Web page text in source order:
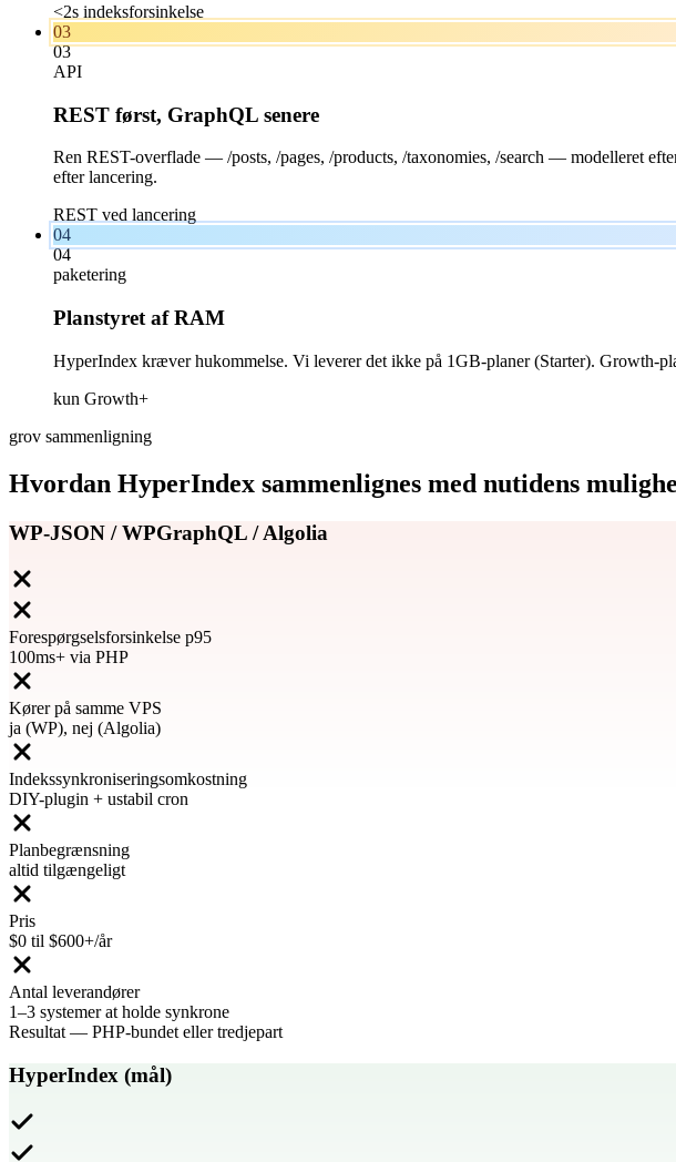
<2s indeksforsinkelse
03
03
API
REST først, GraphQL senere
Ren REST-overflade — /posts, /pages, /products, /taxonomies, /search — modelleret
efter lancering.
REST ved lancering
04
04
paketering
Planstyret af RAM
HyperIndex kræver hukommelse. Vi leverer det ikke på 1GB-planer (Starter).
kun Growth+
grov sammenligning
Hvordan HyperIndex sammenlignes med nutidens
WP-JSON / WPGraphQL / Algolia
Forespørgselsforsinkelse p95
100ms+ via PHP
Kører på samme VPS
ja (WP), nej (Algolia)
Indekssynkroniseringsomkostning
DIY-plugin + ustabil cron
Planbegrænsning
altid tilgængeligt
Pris
$0 til $600+/år
Antal leverandører
1–3 systemer at holde synkrone
Resultat — PHP-bundet eller tredjepart
HyperIndex (mål)